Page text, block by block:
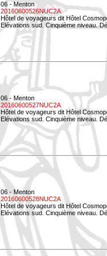
06 - Menton
20160600526NUC2A
Hôtel de voyageurs dit Hôtel
Elévations sud. Cinquième niveau.
06 - Menton
20160600527NUC2A
Hôtel de voyageurs dit Hôtel
Elévations sud. Cinquième niveau.
06 - Menton
20160600528NUC2A
Hôtel de voyageurs dit Hôtel
Elévations sud. Cinquième niveau.